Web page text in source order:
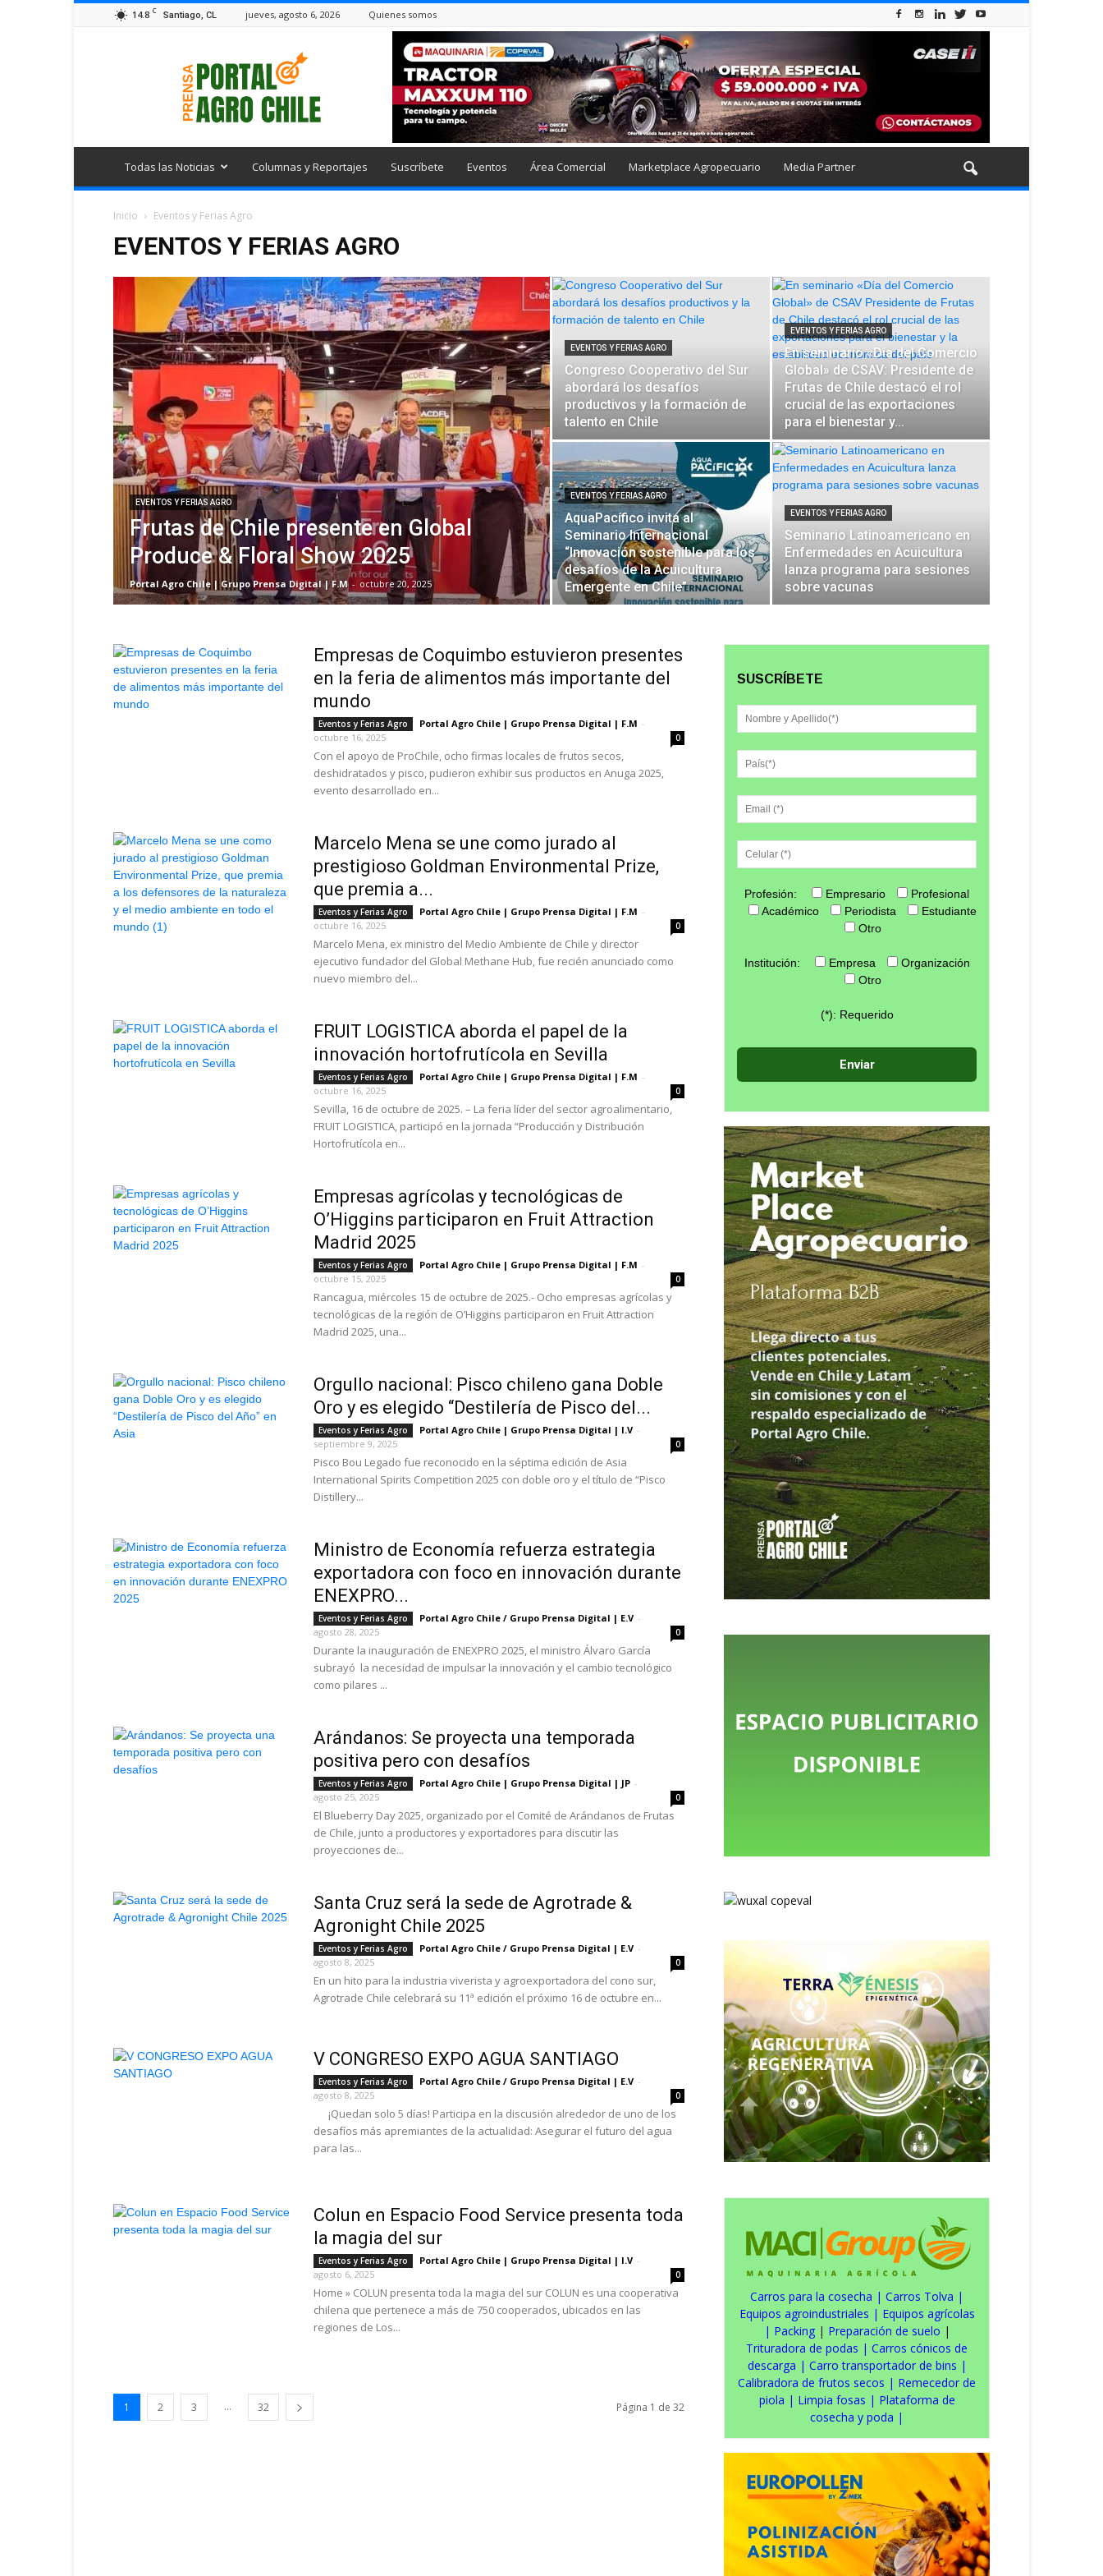
14.8 C Santiago, CL jueves, agosto 6, 2026 Quienes somos
Todas las Noticias Columnas y Reportajes Suscríbete Eventos Área Comercial Marketplace Agropecuario Media Partner
Inicio Eventos y Ferias Agro
EVENTOS Y FERIAS AGRO
EVENTOS Y FERIAS AGRO
Frutas de Chile presente en Global
Produce & Floral Show 2025
Portal Agro Chile | Grupo Prensa Digital | F.M - octubre 20, 2025
EVENTOS Y FERIAS AGRO
Congreso Cooperativo del Sur
abordará los desafíos
productivos y la formación de
talento en Chile
EVENTOS Y FERIAS AGRO
En seminario «Día del Comercio
Global» de CSAV: Presidente de
Frutas de Chile destacó el rol
crucial de las exportaciones
para el bienestar y...
EVENTOS Y FERIAS AGRO
AquaPacífico invita al
Seminario Internacional
“Innovación sostenible para los
desafíos de la Acuicultura
Emergente en Chile”
EVENTOS Y FERIAS AGRO
Seminario Latinoamericano en
Enfermedades en Acuicultura
lanza programa para sesiones
sobre vacunas
Empresas de Coquimbo estuvieron presentes
en la feria de alimentos más importante del
mundo
Eventos y Ferias Agro Portal Agro Chile | Grupo Prensa Digital | F.M -
octubre 16, 2025
0
Con el apoyo de ProChile, ocho firmas locales de frutos secos,
deshidratados y pisco, pudieron exhibir sus productos en Anuga 2025,
evento desarrollado en...
Marcelo Mena se une como jurado al
prestigioso Goldman Environmental Prize,
que premia a...
Eventos y Ferias Agro Portal Agro Chile | Grupo Prensa Digital | F.M -
octubre 16, 2025
0
Marcelo Mena, ex ministro del Medio Ambiente de Chile y director
ejecutivo fundador del Global Methane Hub, fue recién anunciado como
nuevo miembro del...
FRUIT LOGISTICA aborda el papel de la
innovación hortofrutícola en Sevilla
Eventos y Ferias Agro Portal Agro Chile | Grupo Prensa Digital | F.M -
octubre 16, 2025
0
Sevilla, 16 de octubre de 2025. – La feria líder del sector agroalimentario,
FRUIT LOGISTICA, participó en la jornada “Producción y Distribución
Hortofrutícola en...
Empresas agrícolas y tecnológicas de
O’Higgins participaron en Fruit Attraction
Madrid 2025
Eventos y Ferias Agro Portal Agro Chile | Grupo Prensa Digital | F.M -
octubre 15, 2025
0
Rancagua, miércoles 15 de octubre de 2025.- Ocho empresas agrícolas y
tecnológicas de la región de O’Higgins participaron en Fruit Attraction
Madrid 2025, una...
Orgullo nacional: Pisco chileno gana Doble
Oro y es elegido “Destilería de Pisco del...
Eventos y Ferias Agro Portal Agro Chile | Grupo Prensa Digital | I.V -
septiembre 9, 2025
0
Pisco Bou Legado fue reconocido en la séptima edición de Asia
International Spirits Competition 2025 con doble oro y el título de “Pisco
Distillery...
Ministro de Economía refuerza estrategia
exportadora con foco en innovación durante
ENEXPRO...
Eventos y Ferias Agro Portal Agro Chile / Grupo Prensa Digital | E.V -
agosto 28, 2025
0
Durante la inauguración de ENEXPRO 2025, el ministro Álvaro García
subrayó la necesidad de impulsar la innovación y el cambio tecnológico
como pilares ...
Arándanos: Se proyecta una temporada
positiva pero con desafíos
Eventos y Ferias Agro Portal Agro Chile | Grupo Prensa Digital | JP -
agosto 25, 2025
0
El Blueberry Day 2025, organizado por el Comité de Arándanos de Frutas
de Chile, junto a productores y exportadores para discutir las
proyecciones de...
Santa Cruz será la sede de Agrotrade &
Agronight Chile 2025
Eventos y Ferias Agro Portal Agro Chile / Grupo Prensa Digital | E.V -
agosto 8, 2025
0
En un hito para la industria viverista y agroexportadora del cono sur,
Agrotrade Chile celebrará su 11ª edición el próximo 16 de octubre en...
V CONGRESO EXPO AGUA SANTIAGO
Eventos y Ferias Agro Portal Agro Chile / Grupo Prensa Digital | E.V -
agosto 8, 2025
0
¡Quedan solo 5 días! Participa en la discusión alrededor de uno de los
desafíos más apremiantes de la actualidad: Asegurar el futuro del agua
para las...
Colun en Espacio Food Service presenta toda
la magia del sur
Eventos y Ferias Agro Portal Agro Chile | Grupo Prensa Digital | I.V -
agosto 6, 2025
0
Home » COLUN presenta toda la magia del sur COLUN es una cooperativa
chilena que pertenece a más de 750 cooperados, ubicados en las
regiones de Los...
1 2 3 ... 32 Página 1 de 32
SUSCRÍBETE
Profesión: Empresario
Profesional
Académico
Periodista
Estudiante
Otro
Institución: Empresa
Organización
Otro
(*): Requerido
Carros para la cosecha | Carros Tolva |
Equipos agroindustriales | Equipos agrícolas
| Packing| Preparación de suelo |
Trituradora de podas | Carros cónicos de
descarga | Carro transportador de bins |
Calibradora de frutos secos | Remecedor de
piola | Limpia fosas | Plataforma de
cosecha y poda |